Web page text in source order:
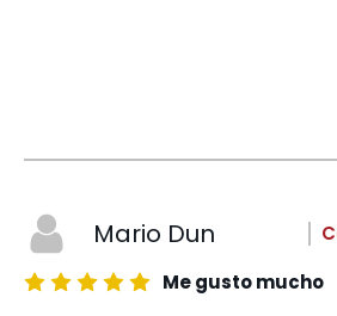
Mario Dun
Me gusto mucho